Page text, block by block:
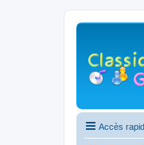
Accès